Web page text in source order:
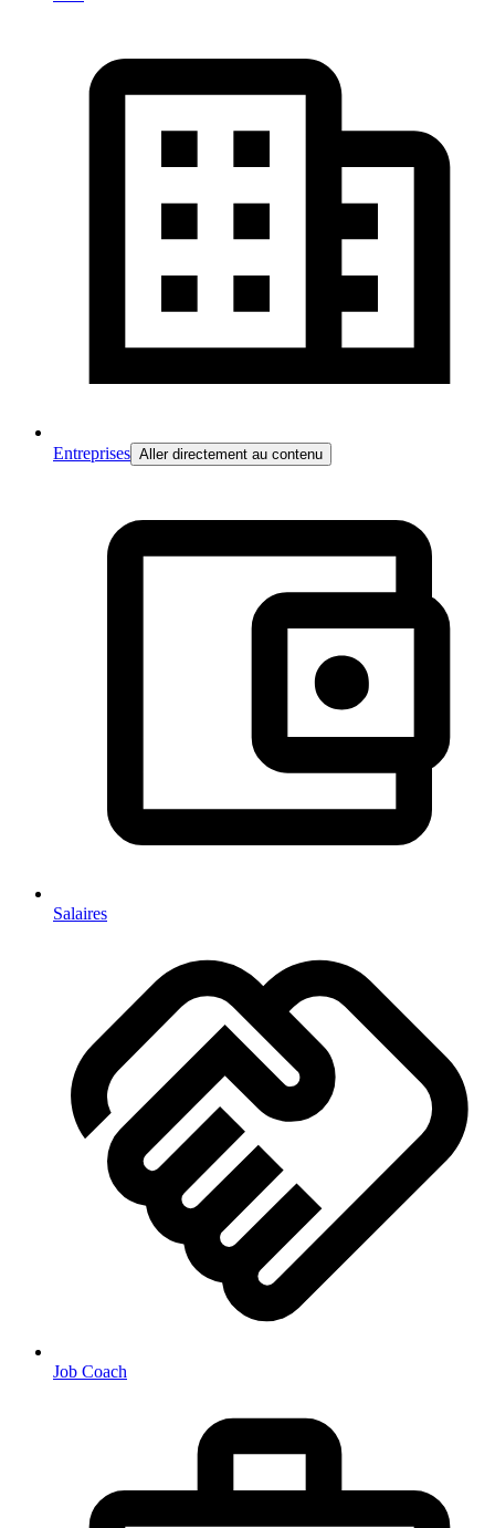
Entreprises Aller directement au contenu
Salaires
Job Coach